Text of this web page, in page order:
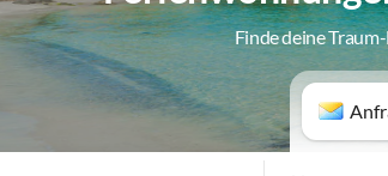
Finde deine